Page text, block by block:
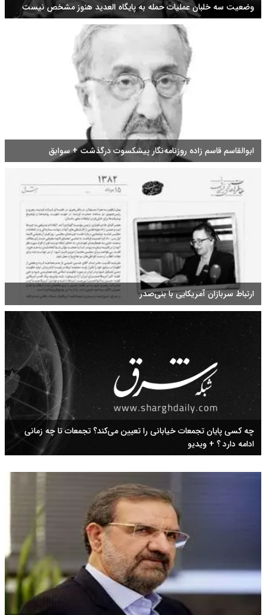
وضعیت سه خلبان عملیات حمله به پایگاه العدید هنوز مشخص نیست
ابوالقاسم قاسم زاده روزنامه‌نگار پیشکسوت درگذشت + سوابق
ارتباط سربازان آمریکایی با بنی‌صدر
چه کسی پایان تجمعات خیابانی را تعیین می‌کند؟ تجمعات تا چه زمانی
ادامه دارد ؟ + ویدیو